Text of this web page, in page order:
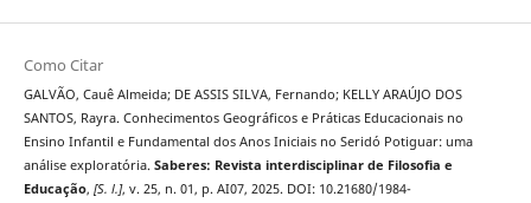
Como Citar
GALVÃO, Cauê Almeida; DE ASSIS SILVA, Fernando; KELLY ARAÚJO DOS
SANTOS, Rayra. Conhecimentos Geográficos e Práticas Educacionais no
Ensino Infantil e Fundamental dos Anos Iniciais no Seridó Potiguar: uma
análise exploratória. Saberes: Revista interdisciplinar de Filosofia e
Educação, [S. l.], v. 25, n. 01, p. AI07, 2025. DOI: 10.21680/1984-